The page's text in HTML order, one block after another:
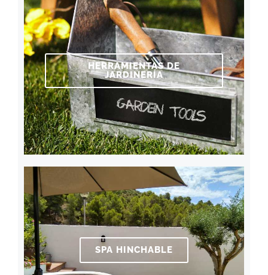
HERRAMIENTAS DE
JARDINERÍA
SPA HINCHABLE